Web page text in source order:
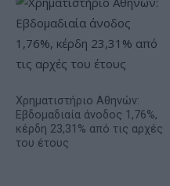
Χρηματιστήριο Αθηνών:
Εβδομαδιαία άνοδος 1,76%,
κέρδη 23,31% από τις αρχές
του έτους